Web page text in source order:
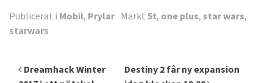
Publicerat i Mobil, Prylar Märkt 5t, one plus, star wars,
starwars
Inläggsnavigering
Dreamhack Winter
Destiny 2 får ny expansion